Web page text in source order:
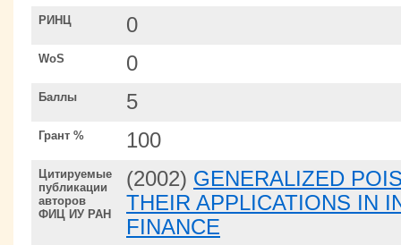
РИНЦ 0
WoS 0
Баллы 5
Грант % 100
Цитируемые
публикации
авторов
ФИЦ ИУ РАН
(2002) GENERALIZED
THEIR APPLICATIONS IN
FINANCE